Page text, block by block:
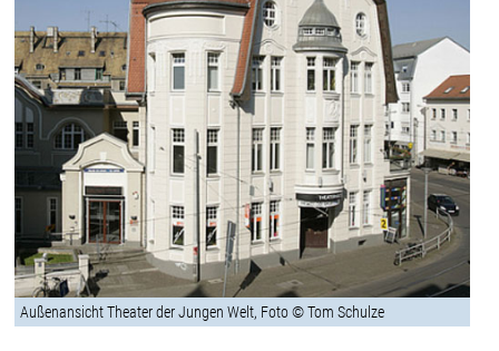
Außenansicht Theater der Jungen Welt, Foto © Tom Schulze